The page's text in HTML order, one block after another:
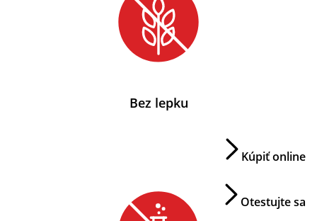
Bez lepku
Otestujte sa
Kúpiť online